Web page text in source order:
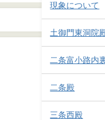
現象について
土御門東洞院
二条富小路内
二条殿
三条西殿